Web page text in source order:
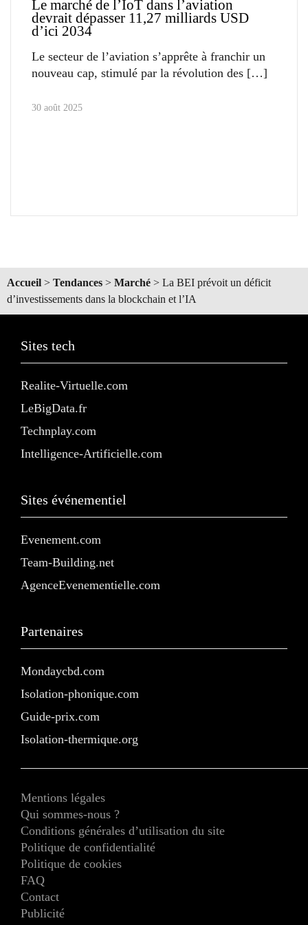
Le marché de l’IoT dans l’aviation
devrait dépasser 11,27 milliards USD
d’ici 2034
Le secteur de l’aviation s’apprête à franchir un
nouveau cap, stimulé par la révolution des
30 août 2025
Accueil > Tendances > Marché > La BEI prévoit un déficit
d’investissements dans la blockchain et l’IA
Sites tech
Realite-Virtuelle.com
LeBigData.fr
Technplay.com
Intelligence-Artificielle.com
Sites événementiel
Evenement.com
Team-Building.net
AgenceEvenementielle.com
Partenaires
Mondaycbd.com
Isolation-phonique.com
Guide-prix.com
Isolation-thermique.org
Mentions légales
Qui sommes-nous ?
Conditions générales d’utilisation du site
Politique de confidentialité
Politique de cookies
FAQ
Contact
Publicité